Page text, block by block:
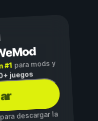
#1para mods y
juegos
descargar la